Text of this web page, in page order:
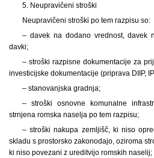
5. Neupravičeni stroški
Neupravičeni stroški po tem razpisu so:
– davek na dodano vrednost, davek
davki;
– stroški razpisne dokumentacije za
investicijske dokumentacije (priprava DIIP,
– stanovanjska gradnja;
– stroški osnovne komunalne
strnjena romska naselja po tem razpisu;
– stroški nakupa zemljišč, ki niso
skladu s prostorsko zakonodajo, oziroma
ki niso povezani z ureditvijo romskih naselij;